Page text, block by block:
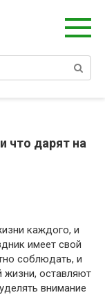
что дарят на
каждого, и
имеет свой
соблюдать, и
жизни, оставляют
внимание